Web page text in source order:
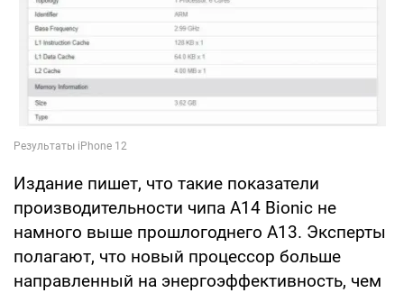
Издание пишет, что такие показатели
производительности чипа A14 Bionic не
намного выше прошлогоднего A13. Эксперты
полагают, что новый процессор больше
направленный на энергоэффективность, чем